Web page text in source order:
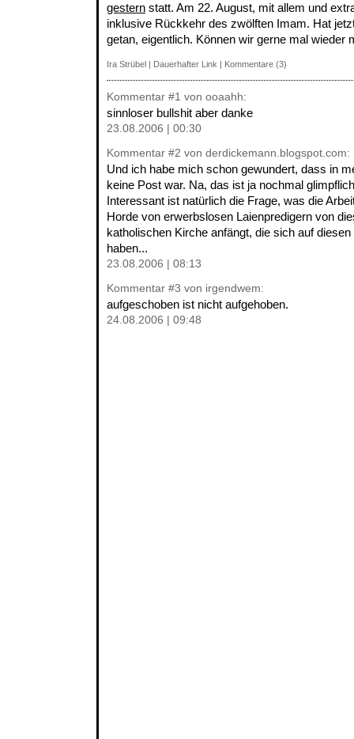
gestern statt. Am 22. August, mit allem und
inklusive Rückkehr des zwölften Imam. Hat
getan, eigentlich. Können wir gerne mal wieder
Ira Strübel | Dauerhafter Link | Kommentare (3)
Kommentar #1 von ooaahh:
sinnloser bullshit aber danke
23.08.2006 | 00:30
Kommentar #2 von derdickemann.blogspot.com:
Und ich habe mich schon gewundert, dass in
keine Post war. Na, das ist ja nochmal
Interessant ist natürlich die Frage, was die
Horde von erwerbslosen Laienpredigern von
katholischen Kirche anfängt, die sich auf
haben...
23.08.2006 | 08:13
Kommentar #3 von irgendwem:
aufgeschoben ist nicht aufgehoben.
24.08.2006 | 09:48